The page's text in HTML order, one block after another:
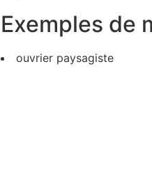
Exemples de
ouvrier paysagiste